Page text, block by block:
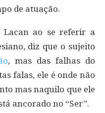
de atuação.
Lacan ao se referir a
diz que o sujeito
, mas das falhas do
falas, ele é onde não
mas naquilo que ele
ancorado no “Ser”.